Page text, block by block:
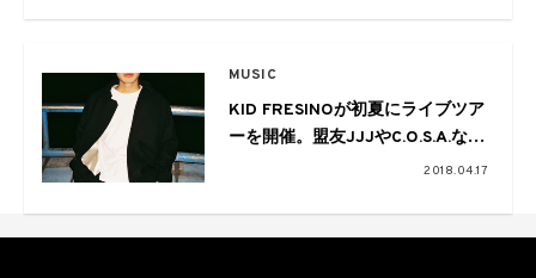
MUSIC
KID FRESINOが初夏にライブツア
ーを開催。盟友JJJやC.O.S.A.など
2018.04.17